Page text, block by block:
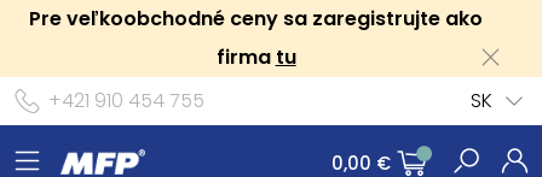
Pre veľkoobchodné ceny sa zaregistrujte ako
firma tu
+421 910 454 755
SK
0,00 €